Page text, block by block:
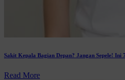
Sakit Kepala Bagian Depan? Jangan Sepele! Ini
Read More